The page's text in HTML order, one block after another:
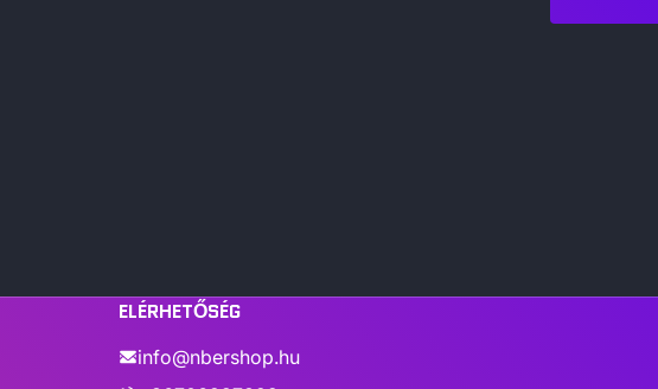
ELÉRHETŐSÉG
info@nbershop.hu